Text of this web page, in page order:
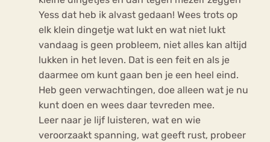
Yess dat heb ik alvast gedaan! Wees trots op
elk klein dingetje wat lukt en wat niet lukt
vandaag is geen probleem, niet alles kan altijd
lukken in het leven. Dat is een feit en als je
daarmee om kunt gaan ben je een heel eind.
Heb geen verwachtingen, doe alleen wat je nu
kunt doen en wees daar tevreden mee.
Leer naar je lijf luisteren, wat en wie
veroorzaakt spanning, wat geeft rust, probeer